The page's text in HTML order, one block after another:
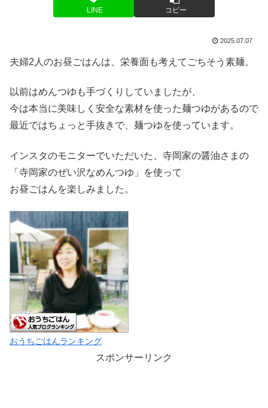
LINE コピー
2025.07.07
夫婦2人のお昼ごはんは、栄養面も考えてごちそう素麺。
以前はめんつゆも手づくりしていましたが、
今は本当に美味しく安全な素材を使った麺つゆがあるので
最近ではちょっと手抜きで、麺つゆを使っています。
インスタのモニターでいただいた、寺岡家の醤油さまの
「寺岡家のぜい沢なめんつゆ」を使って
お昼ごはんを楽しみました。
おうちごはんランキング
スポンサーリンク